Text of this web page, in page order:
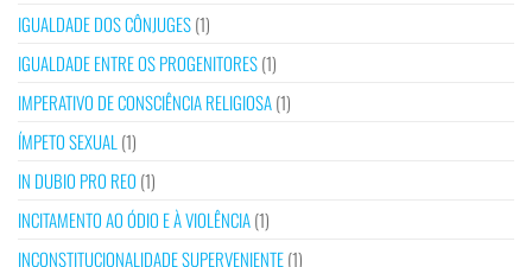
IGUALDADE DOS CÔNJUGES(1)
IGUALDADE ENTRE OS PROGENITORES(1)
IMPERATIVO DE CONSCIÊNCIA RELIGIOSA(1)
ÍMPETO SEXUAL (1)
IN DUBIO PRO REO (1)
INCITAMENTO AO ÓDIO E À VIOLÊNCIA(1)
INCONSTITUCIONALIDADE SUPERVENIENTE(1)